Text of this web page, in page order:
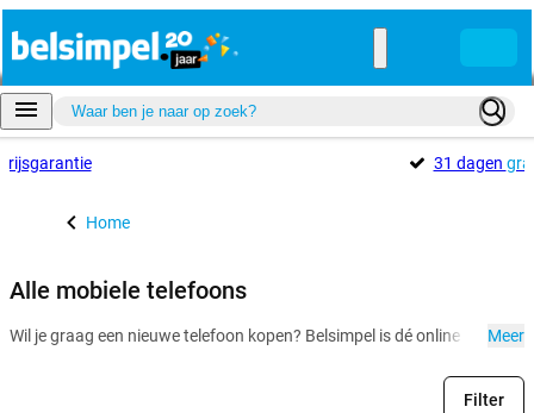
31 dagen
Home
Alle mobiele telefoons
Wil je graag een nieuwe telefoon kopen? Belsimpel is dé online Meer
Filter